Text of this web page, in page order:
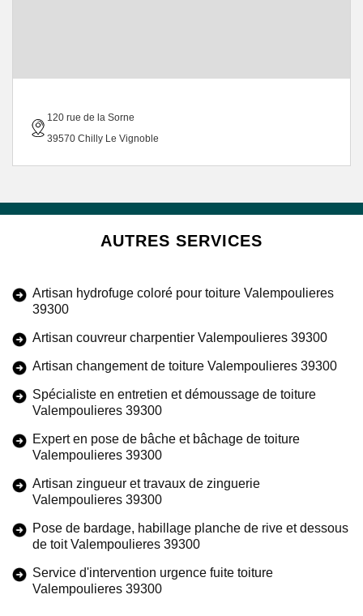
120 rue de la Sorne
39570 Chilly Le Vignoble
AUTRES SERVICES
Artisan hydrofuge coloré pour toiture Valempoulieres
39300
Artisan couvreur charpentier Valempoulieres 39300
Artisan changement de toiture Valempoulieres 39300
Spécialiste en entretien et démoussage de toiture
Valempoulieres 39300
Expert en pose de bâche et bâchage de toiture
Valempoulieres 39300
Artisan zingueur et travaux de zinguerie
Valempoulieres 39300
Pose de bardage, habillage planche de rive et dessous
de toit Valempoulieres 39300
Service d'intervention urgence fuite toiture
Valempoulieres 39300